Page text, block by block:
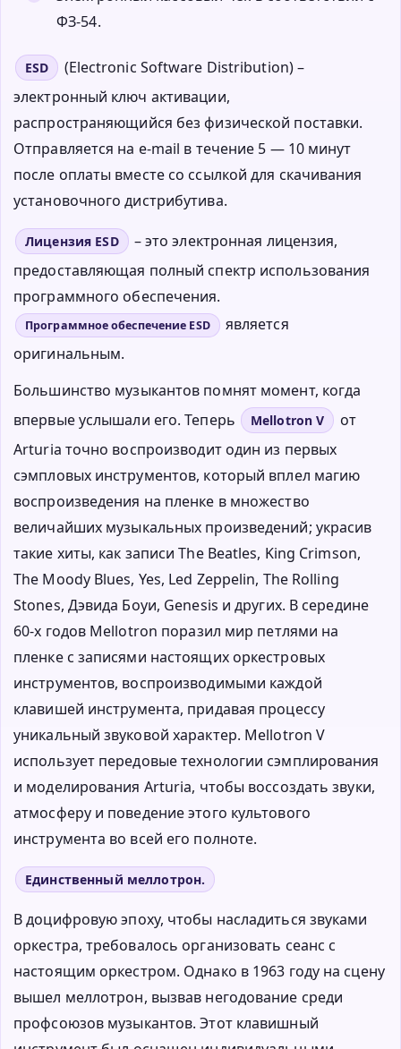
ФЗ-54.
ESD
(Electronic Software Distribution) –
электронный ключ активации,
распространяющийся без физической поставки.
Отправляется на e-mail в течение 5 — 10 минут
после оплаты вместе со ссылкой для скачивания
установочного дистрибутива.
Лицензия ESD
– это электронная лицензия,
предоставляющая полный спектр использования
программного обеспечения.
Программное обеспечение ESD
является
оригинальным.
Большинство музыкантов помнят момент, когда
впервые услышали его. Теперь
Mellotron V
от
Arturia точно воспроизводит один из первых
сэмпловых инструментов, который вплел магию
воспроизведения на пленке в множество
величайших музыкальных произведений; украсив
такие хиты, как записи The Beatles, King Crimson,
The Moody Blues, Yes, Led Zeppelin, The Rolling
Stones, Дэвида Боуи, Genesis и других. В середине
60-х годов Mellotron поразил мир петлями на
пленке с записями настоящих оркестровых
инструментов, воспроизводимыми каждой
клавишей инструмента, придавая процессу
уникальный звуковой характер. Mellotron V
использует передовые технологии сэмплирования
и моделирования Arturia, чтобы воссоздать звуки,
атмосферу и поведение этого культового
инструмента во всей его полноте.
Единственный меллотрон.
В доцифровую эпоху, чтобы насладиться звуками
оркестра, требовалось организовать сеанс с
настоящим оркестром. Однако в 1963 году на сцену
вышел меллотрон, вызвав негодование среди
профсоюзов музыкантов. Этот клавишный